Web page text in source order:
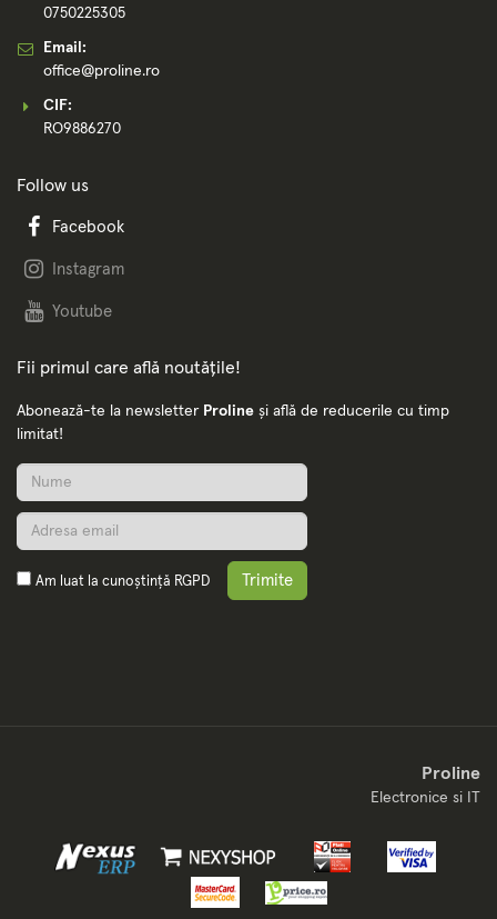
0750225305
Email:
office@proline.ro
CIF:
RO9886270
Follow us
Facebook
Instagram
Youtube
Fii primul care află noutățile!
Abonează-te la newsletter Proline și află de reducerile cu timp
limitat!
Am luat la cunoștință RGPD Trimite
Proline
Electronice si IT